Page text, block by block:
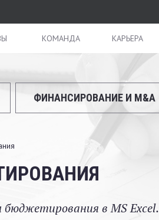
КОМАНДА КАРЬЕРА
ФИНАНСИРОВАНИЕ И M&A
в MS Excel.